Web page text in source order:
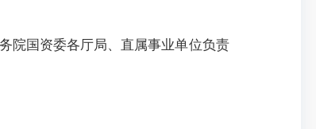
院国资委各厅局、直属事业单位负责